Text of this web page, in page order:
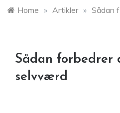
Home » Artikler » Sådan
Sådan forbedrer
selvværd